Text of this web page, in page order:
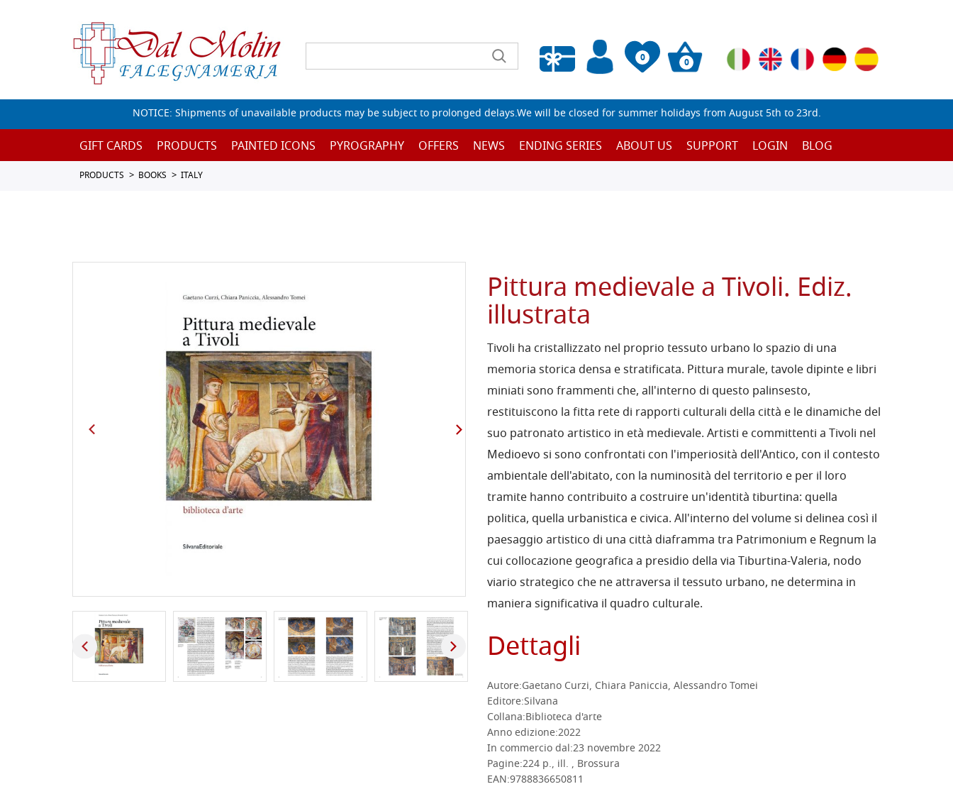
0
Empty wishlist
0
NOTICE: Shipments of unavailable products may be subject to prolonged delays.We will be closed for summer holidays from August 5th to 23rd.
GIFT CARDS PRODUCTS PAINTED ICONS PYROGRAPHY OFFERS NEWS ENDING SERIES ABOUT US SUPPORT LOGIN BLOG
PRODUCTS BOOKS ITALY
Pittura medievale a Tivoli. Ediz.
illustrata
Tivoli ha cristallizzato nel proprio tessuto urbano lo spazio di una
memoria storica densa e stratificata. Pittura murale, tavole dipinte e libri
miniati sono frammenti che, all'interno di questo palinsesto,
restituiscono la fitta rete di rapporti culturali della città e le dinamiche del
suo patronato artistico in età medievale. Artisti e committenti a Tivoli nel
Medioevo si sono confrontati con l'imperiosità dell'Antico, con il contesto
ambientale dell'abitato, con la numinosità del territorio e per il loro
tramite hanno contribuito a costruire un'identità tiburtina: quella
politica, quella urbanistica e civica. All'interno del volume si delinea così il
paesaggio artistico di una città diaframma tra Patrimonium e Regnum la
cui collocazione geografica a presidio della via Tiburtina-Valeria, nodo
viario strategico che ne attraversa il tessuto urbano, ne determina in
maniera significativa il quadro culturale.
Dettagli
Autore:Gaetano Curzi, Chiara Paniccia, Alessandro Tomei
Editore:Silvana
Collana:Biblioteca d'arte
Anno edizione:2022
In commercio dal:23 novembre 2022
Pagine:224 p., ill. , Brossura
EAN:9788836650811